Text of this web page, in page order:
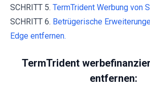
SCHRITT 5. TermTrident Werbung von
SCHRITT 6. Betrügerische
Edge entfernen.
TermTrident
entfernen: